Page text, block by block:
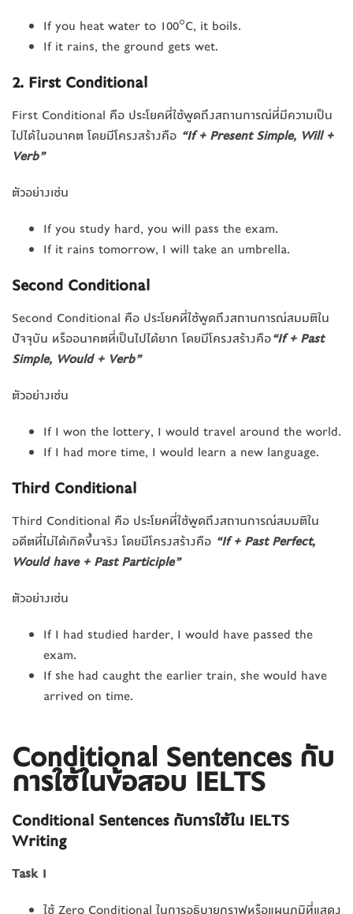
If you heat water to 100°C, it boils.
If it rains, the ground gets wet.
2. First Conditional
First Conditional คือ ประโยคที่ใช้พูดถึงสถานการณ์ที่มีความเป็น
ไปได้ในอนาคต โดยมีโครงสร้างคือ “If + Present Simple, Will +
Verb”
ตัวอย่างเช่น
If you study hard, you will pass the exam.
If it rains tomorrow, I will take an umbrella.
Second Conditional
Second Conditional คือ ประโยคที่ใช้พูดถึงสถานการณ์สมมติใน
ปัจจุบัน หรืออนาคตที่เป็นไปได้ยาก โดยมีโครงสร้างคือ“If + Past
Simple, Would + Verb”
ตัวอย่างเช่น
If I won the lottery, I would travel around the world.
If I had more time, I would learn a new language.
Third Conditional
Third Conditional คือ ประโยคที่ใช้พูดถึงสถานการณ์สมมติใน
อดีตที่ไม่ได้เกิดขึ้นจริง โดยมีโครงสร้างคือ “If + Past Perfect,
Would have + Past Participle”
ตัวอย่างเช่น
If I had studied harder, I would have passed the
exam.
If she had caught the earlier train, she would have
arrived on time.
Conditional Sentencesกับ
การใช้ในข้อสอบ IELTS
Conditional Sentencesกับการใช้ใน IELTS
Writing
Task 1
ใช้ Zero Conditional ในการอธิบายกราฟหรือแผนภูมิที่แสดง